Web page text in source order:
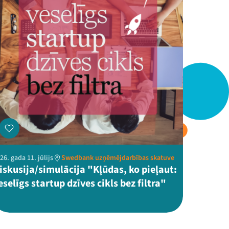
gada 11. jūlijs Swedbank uzņēmējdarbības skatuve
simulācija "Kļūdas, ko pieļaut:
startup dzīves cikls bez filtra"